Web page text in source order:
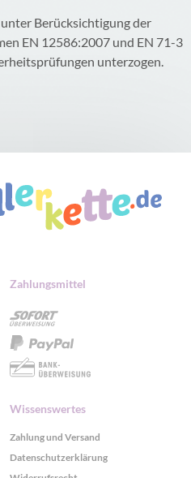
Berücksichtigung der
EN 12586:2007 und EN 71-3
unterzogen.
Zahlungsmittel
Wissenswertes
Zahlung und Versand
Datenschutzerklärung